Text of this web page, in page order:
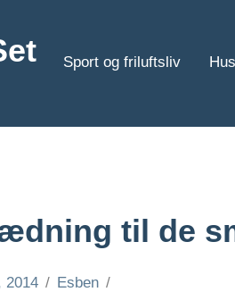
Sport og friluftsliv
til de
2014 Esben